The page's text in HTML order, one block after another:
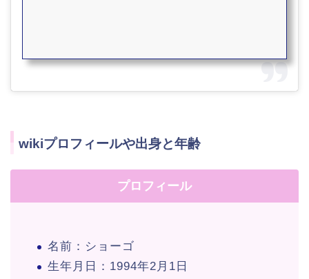
wikiプロフィールや出身と年齢
プロフィール
名前：ショーゴ
生年月日：1994年2月1日